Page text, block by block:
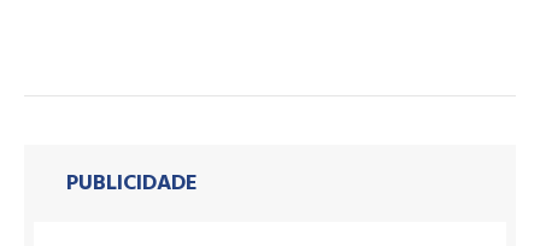
PUBLICIDADE